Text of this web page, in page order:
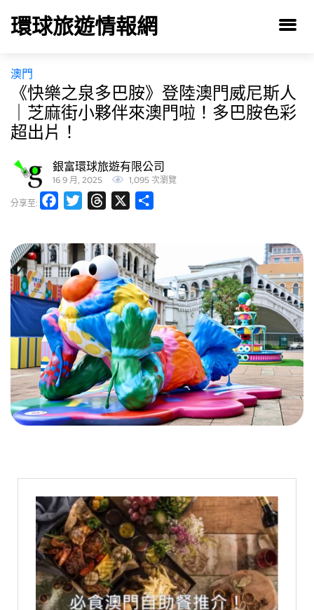
環球旅遊情報網
澳門
《快樂之泉多巴胺》登陸澳門威尼斯人
｜芝麻街小夥伴來澳門啦！多巴胺色彩
超出片！
銀富環球旅遊有限公司
16 9 月, 2025 1,095 次瀏覽
分享至: FacebookTwitterThreads